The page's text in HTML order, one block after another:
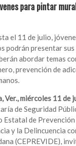
para pintar
el 11 de julio,
podrán presentar
abordar temas
prevención de
Ver., miércoles 11 de
de Seguridad
Estatal de Prevención
y la Delincuencia
(CEPREVIDE),